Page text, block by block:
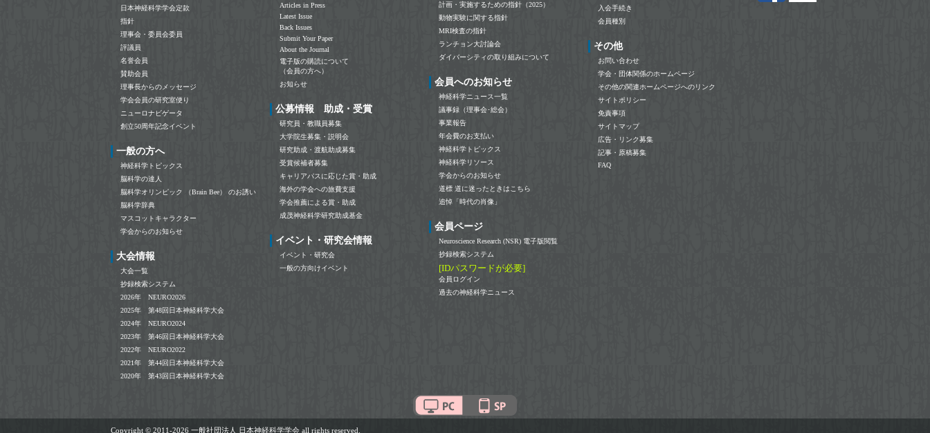
日本神経科学学会定款
指針
理事会・委員会委員
評議員
名誉会員
賛助会員
理事長からのメッセージ
学会会員の研究室便り
ニューロナビゲータ
創立50周年記念イベント
一般の方へ
神経科学トピックス
脳科学の達人
脳科学オリンピック （Brain Bee） のお誘い
脳科学辞典
マスコットキャラクター
学会からのお知らせ
大会情報
大会一覧
抄録検索システム
2026年 NEURO2026
2025年 第48回日本神経科学大会
2024年 NEURO2024
2023年 第46回日本神経科学大会
2022年 NEURO2022
2021年 第44回日本神経科学大会
2020年 第43回日本神経科学大会
Articles in Press
Latest Issue
Back Issues
Submit Your Paper
About the Journal
電子版の購読について
（会員の方へ）
お知らせ
公募情報 助成・受賞
研究員・教職員募集
大学院生募集・説明会
研究助成・渡航助成募集
受賞候補者募集
キャリアパスに応じた賞・助成
海外の学会への旅費支援
学会推薦による賞・助成
成茂神経科学研究助成基金
イベント・研究会情報
イベント・研究会
一般の方向けイベント
計画・実施するための指針（2025）
動物実験に関する指針
MRI検査の指針
ランチョン大討論会
ダイバーシティの取り組みについて
会員へのお知らせ
神経科学ニュース一覧
議事録（理事会･総会）
事業報告
年会費のお支払い
神経科学トピックス
神経科学リソース
学会からのお知らせ
道標 道に迷ったときはこちら
追悼「時代の肖像」
会員ページ
Neuroscience Research (NSR) 電子版閲覧
抄録検索システム
[IDパスワードが必要]
会員ログイン
過去の神経科学ニュース
入会手続き
会員種別
その他
お問い合わせ
学会・団体関係のホームページ
その他の関連ホームページへのリンク
サイトポリシー
免責事項
サイトマップ
広告・リンク募集
記事・原稿募集
FAQ
Copyright © 2011-2026 一般社団法人 日本神経科学学会 all rights reserved.